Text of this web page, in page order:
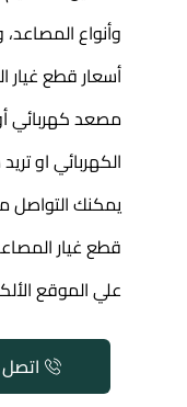
وأنواع
أسعار قطع غيار
مصعد كهربائيأو
الكهربائي او
يمكنك التواصل
قطع غيار المصاعد
علي الموقع
اتصل بنا